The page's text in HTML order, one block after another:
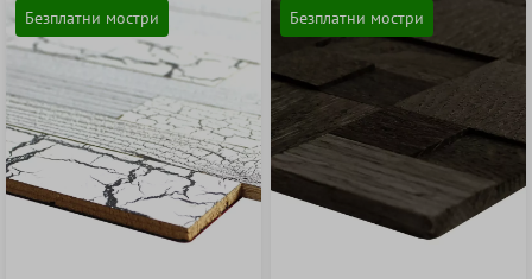
Безплатни мостри Безплатни мостри